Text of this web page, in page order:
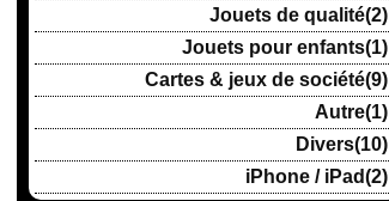
Jouets de qualité(2)
Jouets pour enfants(1)
Cartes & jeux de société(9)
Autre(1)
Divers(10)
iPhone / iPad(2)